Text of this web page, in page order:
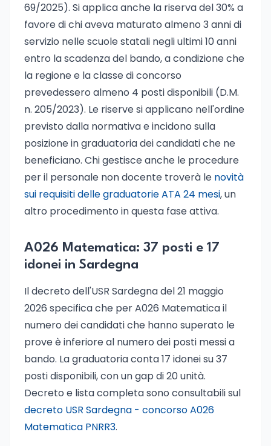
69/2025). Si applica anche la riserva del 30% a
favore di chi aveva maturato almeno 3 anni di
servizio nelle scuole statali negli ultimi 10 anni
entro la scadenza del bando, a condizione che
la regione e la classe di concorso
prevedessero almeno 4 posti disponibili (D.M.
n. 205/2023). Le riserve si applicano nell'ordine
previsto dalla normativa e incidono sulla
posizione in graduatoria dei candidati che ne
beneficiano. Chi gestisce anche le procedure
per il personale non docente troverà le novità
sui requisiti delle graduatorie ATA 24 mesi, un
altro procedimento in questa fase attiva.
A026 Matematica: 37 posti e 17
idonei in Sardegna
Il decreto dell'USR Sardegna del 21 maggio
2026 specifica che per A026 Matematica il
numero dei candidati che hanno superato le
prove è inferiore al numero dei posti messi a
bando. La graduatoria conta 17 idonei su 37
posti disponibili, con un gap di 20 unità.
Decreto e lista completa sono consultabili sul
decreto USR Sardegna - concorso A026
Matematica PNRR3.